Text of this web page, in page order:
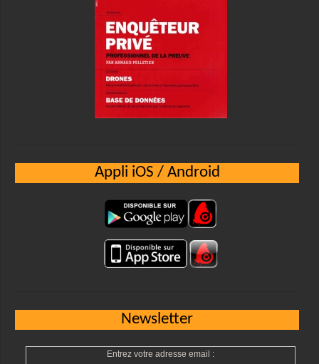
Appli iOS / Android
Newsletter
Entrez votre adresse email :